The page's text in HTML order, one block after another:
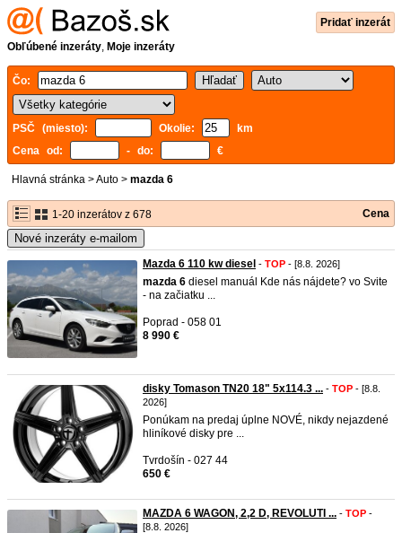
Pridať inzerát
Obľúbené inzeráty, Moje inzeráty
Čo:
PSČ (miesto): Okolie:
km
Cena od:
- do: €
Hlavná stránka >Auto > mazda 6
1-20 inzerátov z 678 Cena
Nové inzeráty e-mailom
Mazda 6 110 kw diesel - TOP - [8.8. 2026]
mazda 6 diesel manuál Kde nás nájdete? vo Svite
- na začiatku ...
Poprad - 058 01
8 990 €
disky Tomason TN20 18" 5x114.3 ... - TOP - [8.8.
2026]
Ponúkam na predaj úplne NOVÉ, nikdy nejazdené
hliníkové disky pre ...
Tvrdošín - 027 44
650 €
MAZDA 6 WAGON, 2,2 D, REVOLUTI ... - TOP -
[8.8. 2026]